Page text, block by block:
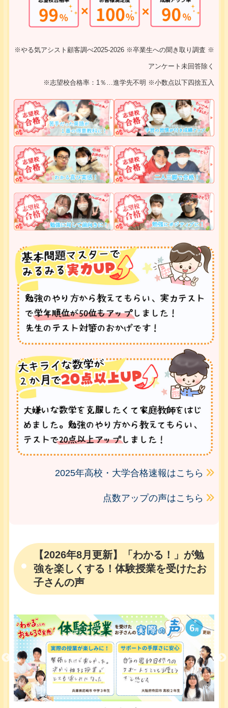
※やる気アシスト顧客調べ2025-2026 ※卒業生への聞き取り調査 ※
アンケート未回答除く
※志望校合格率：1％…進学先不明 ※小数点以下四捨五入
2025年高校・大学合格速報はこちら
点数アップの声はこちら
【2026年8月更新】「わかる！」が勉
強を楽しくする！体験授業を受けたお
子さんの声